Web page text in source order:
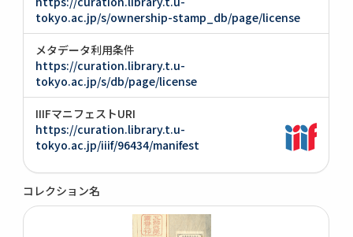
tokyo.ac.jp/s/ownership-stamp_db/page/license
メタデータ利用条件
https://curation.library.t.u-
tokyo.ac.jp/s/db/page/license
IIIFマニフェストURI
https://curation.library.t.u-
tokyo.ac.jp/iiif/96434/manifest
コレクション名